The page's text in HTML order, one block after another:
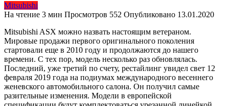
Mitsubishi
На чтение 3 мин Просмотров 552 Опубликовано 13.01.2020
Mitsubishi ASX можно назвать настоящим ветераном.
Мировые продажи первого оригинального поколения
стартовали еще в 2010 году и продолжаются до нашего
времени. С тех пор, модель несколько раз обновлялась.
Последний, уже третий по счету, рестайлинг увидел свет 12
февраля 2019 года на подиумах международного весеннего
женевского автомобильного салона. Он получил самые
разительные изменения. Модели в европейской